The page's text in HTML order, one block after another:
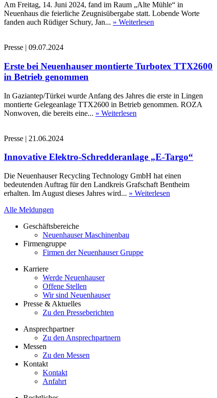
Am Freitag, 14. Juni 2024, fand im Raum „Alte Mühle“ in
Neuenhaus die feierliche Zeugnisübergabe statt. Lobende Worte
fanden auch Rüdiger Schury, Jan... » Weiterlesen
Presse | 09.07.2024
Erste bei Neuenhauser montierte Turbotex TTX2600
in Betrieb genommen
In Gaziantep/Türkei wurde Anfang des Jahres die erste in Lingen
montierte Gelegeanlage TTX2600 in Betrieb genommen. ROZA
Nonwoven, die bereits eine... » Weiterlesen
Presse | 21.06.2024
Innovative Elektro-Schredderanlage „E-Targo“
Die Neuenhauser Recycling Technology GmbH hat einen
bedeutenden Auftrag für den Landkreis Grafschaft Bentheim
erhalten. Im August dieses Jahres wird... » Weiterlesen
Alle Meldungen
Geschäftsbereiche
Neuenhauser Maschinenbau
Firmengruppe
Firmen der Neuenhauser Gruppe
Karriere
Werde Neuenhauser
Offene Stellen
Wir sind Neuenhauser
Presse & Aktuelles
Zu den Presseberichten
Ansprechpartner
Zu den Ansprechpartnern
Messen
Zu den Messen
Kontakt
Kontakt
Anfahrt